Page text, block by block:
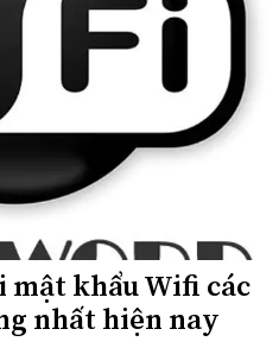
mật khẩu Wifi các
nhất hiện nay